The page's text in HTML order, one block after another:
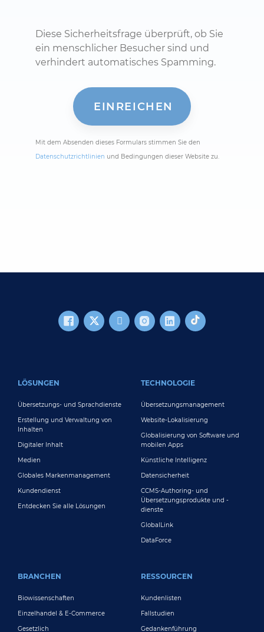
Diese Sicherheitsfrage überprüft, ob Sie
ein menschlicher Besucher sind und
verhindert automatisches Spamming.
Mit dem Absenden dieses Formulars stimmen Sie den
Datenschutzrichtlinien und Bedingungen dieser Website zu.
LÖSUNGEN
Übersetzungs- und Sprachdienste
Erstellung und Verwaltung von
Inhalten
Digitaler Inhalt
Medien
Globales Markenmanagement
Kundendienst
Entdecken Sie alle Lösungen
TECHNOLOGIE
Übersetzungsmanagement
Website-Lokalisierung
Globalisierung von Software und
mobilen Apps
Künstliche Intelligenz
Datensicherheit
CCMS-Authoring- und
Übersetzungsprodukte und -
dienste
GlobalLink
DataForce
BRANCHEN
Biowissenschaften
Einzelhandel & E-Commerce
Gesetzlich
RESSOURCEN
Kundenlisten
Fallstudien
Gedankenführung